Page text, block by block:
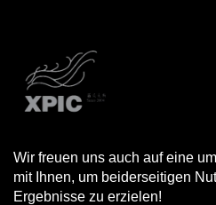
Wir freuen uns auch auf eine
mit Ihnen, um beiderseitigen
Ergebnisse zu erzielen!